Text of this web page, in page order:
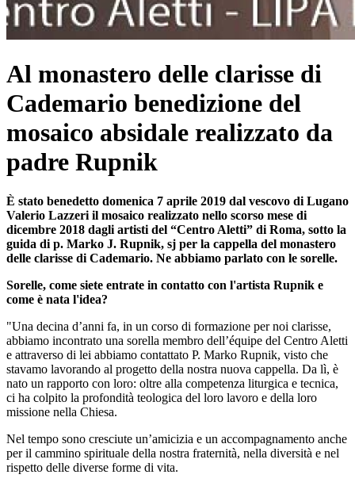
Al monastero delle clarisse di
Cademario benedizione del
mosaico absidale realizzato da
padre Rupnik
È stato benedetto domenica 7 aprile 2019 dal vescovo di Lugano
Valerio Lazzeri il mosaico realizzato nello scorso mese di
dicembre 2018 dagli artisti del “Centro Aletti” di Roma, sotto la
guida di p. Marko J. Rupnik, sj per la cappella del monastero
delle clarisse di Cademario. Ne abbiamo parlato con le sorelle.
Sorelle, come siete entrate in contatto con l'artista Rupnik e
come è nata l'idea?
"Una decina d’anni fa, in un corso di formazione per noi clarisse,
abbiamo incontrato una sorella membro dell’équipe del Centro Aletti
e attraverso di lei abbiamo contattato P. Marko Rupnik, visto che
stavamo lavorando al progetto della nostra nuova cappella. Da lì, è
nato un rapporto con loro: oltre alla competenza liturgica e tecnica,
ci ha colpito la profondità teologica del loro lavoro e della loro
missione nella Chiesa.
Nel tempo sono cresciute un’amicizia e un accompagnamento anche
per il cammino spirituale della nostra fraternità, nella diversità e nel
rispetto delle diverse forme di vita.